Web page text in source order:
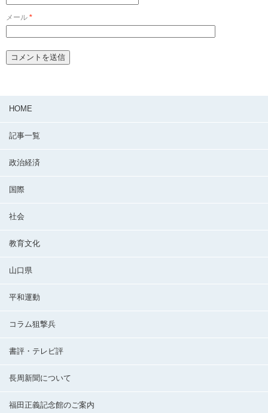
メール *
HOME
記事一覧
政治経済
国際
社会
教育文化
山口県
平和運動
コラム狙撃兵
書評・テレビ評
長周新聞について
福田正義記念館のご案内